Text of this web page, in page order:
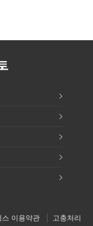
스 이용약관
고충처리